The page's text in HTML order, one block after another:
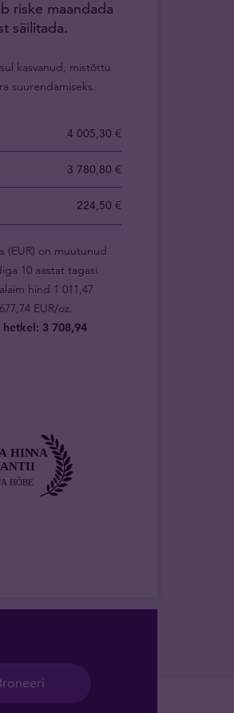
riske maandada
säilitada.
kasvanud, mistõttu
suurendamiseks.
4 005,30 €
3 780,80 €
224,50 €
(EUR) on muutunud
10 aastat tagasi.
hind 1 011,47
EUR/oz.
3 708,94